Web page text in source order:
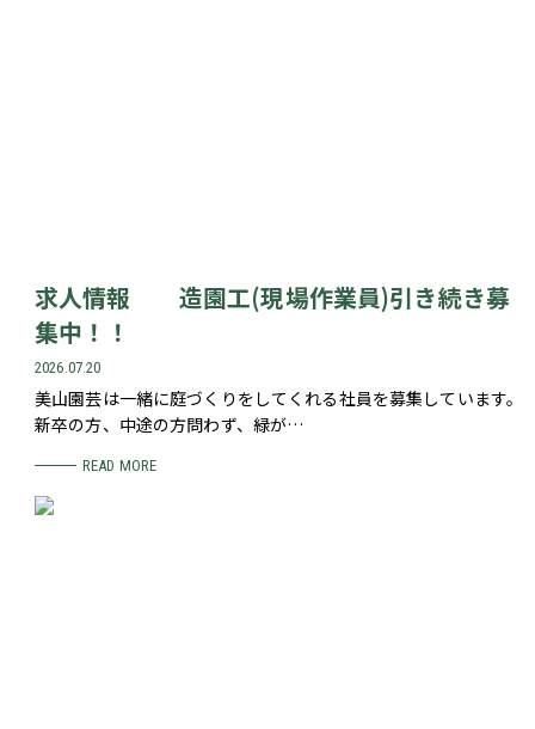
求人情報 造園工(現場作業員)引き続き募
集中！！
2026.07.20
美山園芸は一緒に庭づくりをしてくれる社員を募集しています。
新卒の方、中途の方問わず、緑が…
READ MORE